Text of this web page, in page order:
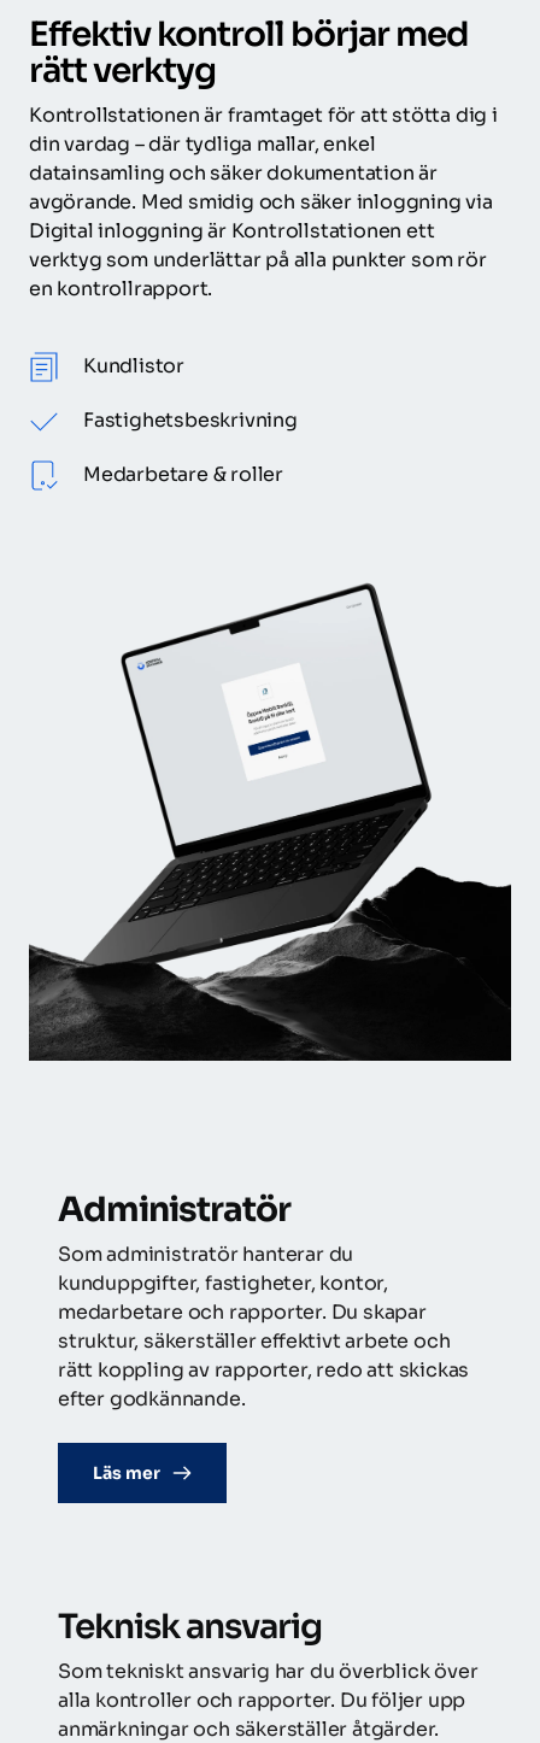
Effektiv kontroll börjar med
rätt verktyg
Kontrollstationen är framtaget för att stötta dig i
din vardag – där tydliga mallar, enkel
datainsamling och säker dokumentation är
avgörande. Med smidig och säker inloggning via
Digital inloggning är Kontrollstationen ett
verktyg som underlättar på alla punkter som rör
en kontrollrapport.
Kundlistor
Fastighetsbeskrivning
Medarbetare & roller
Administratör
Som administratör hanterar du
kunduppgifter, fastigheter, kontor,
medarbetare och rapporter. Du skapar
struktur, säkerställer effektivt arbete och
rätt koppling av rapporter, redo att skickas
efter godkännande.
Läs mer
Teknisk ansvarig
Som tekniskt ansvarig har du överblick över
alla kontroller och rapporter. Du följer upp
anmärkningar och säkerställer åtgärder.